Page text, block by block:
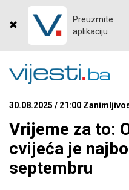
Preuzmite
aplikaciju
30.08.2025 / 21:00
Vrijeme za to:
cvijeća je
septembru